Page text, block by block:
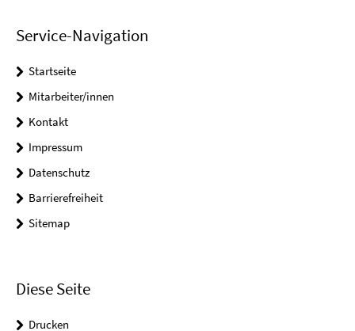
Service-Navigation
Startseite
Mitarbeiter/innen
Kontakt
Impressum
Datenschutz
Barrierefreiheit
Sitemap
Diese Seite
Drucken